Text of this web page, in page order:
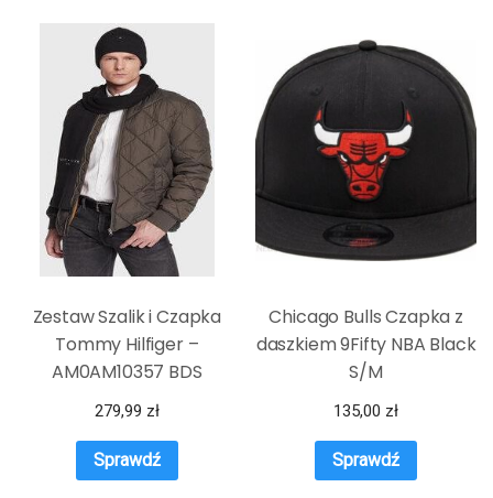
Zestaw Szalik i Czapka
Tommy Hilfiger –
AM0AM10357 BDS
279,99 zł
Sprawdź
Chicago Bulls Czapka z
daszkiem 9Fifty NBA Black
S/M
135,00 zł
Sprawdź